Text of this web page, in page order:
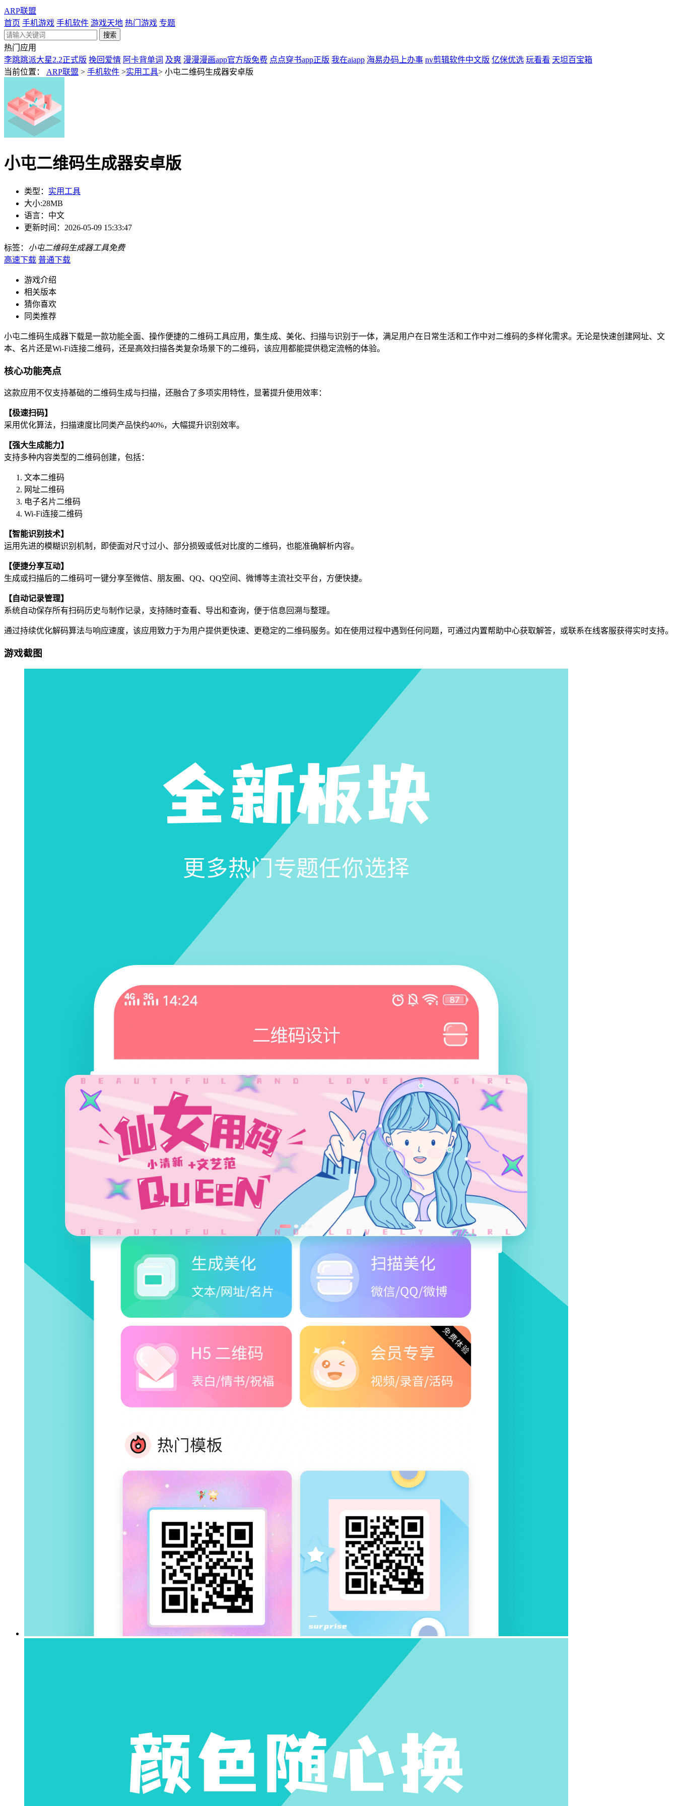
ARP联盟
首页 手机游戏 手机软件 游戏天地 热门游戏 专题
热门应用
李跳跳派大星2.2正式版 挽回爱情 阿卡背单词 及爽 漫漫漫画app官方版免费 点点穿书app正版 我在aiapp 海易办码上办事 nv剪辑软件中文版 亿侎优选 玩看看 天坦百宝箱
当前位置： ARP联盟 > 手机软件 >实用工具> 小屯二维码生成器安卓版
小屯二维码生成器安卓版
类型： 实用工具
大小:28MB
语言： 中文
更新时间： 2026-05-09 15:33:47
标签： 小屯二维码生成器工具免费
高速下载 普通下载
游戏介绍
相关版本
猜你喜欢
同类推荐
小屯二维码生成器下载是一款功能全面、操作便捷的二维码工具应用，集生成、美化、扫描与识别于一体，满足用户在日常生活和工作中对二维码的多样化需求。无论是快速创建网址、文
本、名片还是Wi-Fi连接二维码，还是高效扫描各类复杂场景下的二维码，该应用都能提供稳定流畅的体验。
核心功能亮点
这款应用不仅支持基础的二维码生成与扫描，还融合了多项实用特性，显著提升使用效率：
【极速扫码】
采用优化算法，扫描速度比同类产品快约40%，大幅提升识别效率。
【强大生成能力】
支持多种内容类型的二维码创建，包括：
文本二维码
网址二维码
电子名片二维码
Wi-Fi连接二维码
【智能识别技术】
运用先进的模糊识别机制，即使面对尺寸过小、部分损毁或低对比度的二维码，也能准确解析内容。
【便捷分享互动】
生成或扫描后的二维码可一键分享至微信、朋友圈、QQ、QQ空间、微博等主流社交平台，方便快捷。
【自动记录管理】
系统自动保存所有扫码历史与制作记录，支持随时查看、导出和查询，便于信息回溯与整理。
通过持续优化解码算法与响应速度，该应用致力于为用户提供更快速、更稳定的二维码服务。如在使用过程中遇到任何问题，可通过内置帮助中心获取解答，或联系在线客服获得实时支持。
游戏截图